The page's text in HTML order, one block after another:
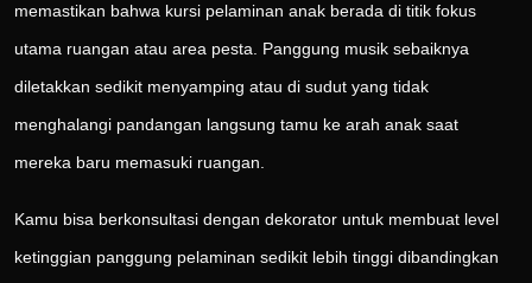
memastikan bahwa kursi pelaminan anak berada di titik fokus
utama ruangan atau area pesta. Panggung musik sebaiknya
diletakkan sedikit menyamping atau di sudut yang tidak
menghalangi pandangan langsung tamu ke arah anak saat
mereka baru memasuki ruangan.
Kamu bisa berkonsultasi dengan dekorator untuk membuat level
ketinggian panggung pelaminan sedikit lebih tinggi dibandingkan